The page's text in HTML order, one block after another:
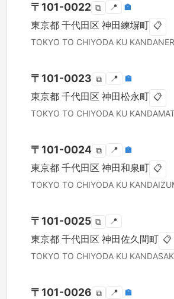
〒 101-0022 ⧉ 📍 🏣
東京都 千代田区 神田練塀町 📋
TOKYO TO CHIYODA KU
〒 101-0023 ⧉ 📍 🏣
東京都 千代田区 神田松永町 📋
TOKYO TO CHIYODA KU
〒 101-0024 ⧉ 📍 🏣
東京都 千代田区 神田和泉町 📋
TOKYO TO CHIYODA KU
〒 101-0025 ⧉ 📍
東京都 千代田区 神田佐久間町 📋
TOKYO TO CHIYODA KU
〒 101-0026 ⧉ 📍 🏣